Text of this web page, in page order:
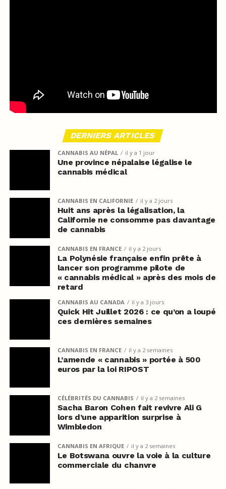
DERNIERS ARTICLES
CANNABIS AU NÉPAL il y a 1 jour
Une province népalaise légalise le
cannabis médical
CANNABIS EN CALIFORNIE il y a 2 jours
Huit ans après la légalisation, la
Californie ne consomme pas davantage
de cannabis
CANNABIS EN FRANCE il y a 2 jours
La Polynésie française enfin prête à
lancer son programme pilote de
« cannabis médical » après des mois de
retard
CANNABIS AU CANADA il y a 3 jours
Quick Hit Juillet 2026 : ce qu’on a loupé
ces dernières semaines
CANNABIS EN FRANCE il y a 2 semaines
L’amende « cannabis » portée à 500
euros par la loi RIPOST
CÉLÉBRITÉS DU CANNABIS il y a 2 semaines
Sacha Baron Cohen fait revivre Ali G
lors d’une apparition surprise à
Wimbledon
CANNABIS EN AFRIQUE il y a 2 semaines
Le Botswana ouvre la voie à la culture
commerciale du chanvre